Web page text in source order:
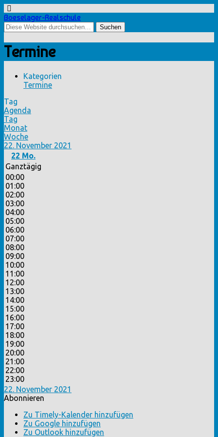
Boeselager-Realschule
Termine
Kategorien
Termine
Tag
Agenda
Tag
Monat
Woche
22. November 2021
22 Mo.
Ganztägig
00:00
01:00
02:00
03:00
04:00
05:00
06:00
07:00
08:00
09:00
10:00
11:00
12:00
13:00
14:00
15:00
16:00
17:00
18:00
19:00
20:00
21:00
22:00
23:00
22. November 2021
Abonnieren
Zu Timely-Kalender hinzufügen
Zu Google hinzufügen
Zu Outlook hinzufügen